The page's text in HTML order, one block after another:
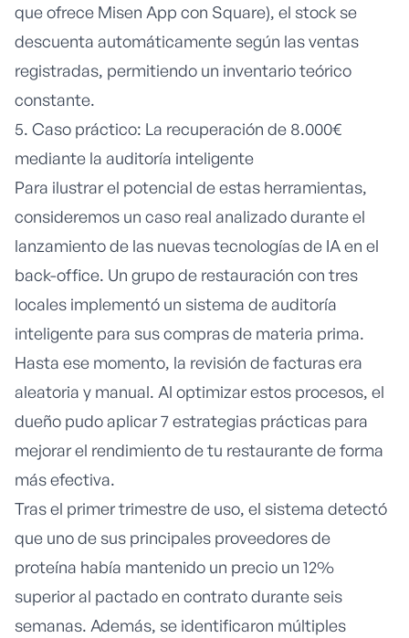
que ofrece Misen App con Square), el stock se
descuenta automáticamente según las ventas
registradas, permitiendo un inventario teórico
constante.
5. Caso práctico: La recuperación de 8.000€
mediante la auditoría inteligente
Para ilustrar el potencial de estas herramientas,
consideremos un caso real analizado durante el
lanzamiento de las nuevas tecnologías de IA en el
back-office. Un grupo de restauración con tres
locales implementó un sistema de auditoría
inteligente para sus compras de materia prima.
Hasta ese momento, la revisión de facturas era
aleatoria y manual. Al optimizar estos procesos, el
dueño pudo aplicar7 estrategias prácticas para
mejorar el rendimiento de tu restaurantede forma
más efectiva.
Tras el primer trimestre de uso, el sistema detectó
que uno de sus principales proveedores de
proteína había mantenido un precio un 12%
superior al pactado en contrato durante seis
semanas. Además, se identificaron múltiples